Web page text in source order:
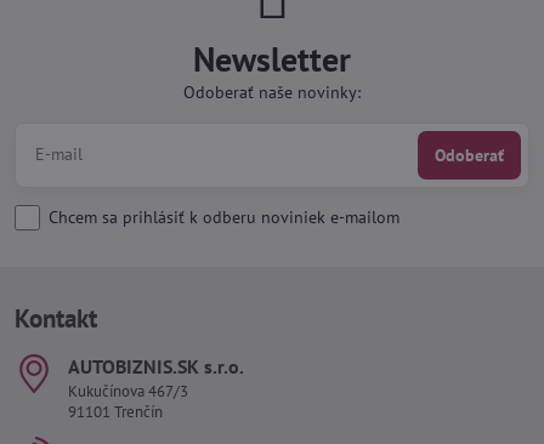
Newsletter
Odoberať naše novinky:
Odoberať
Chcem sa prihlásiť k odberu noviniek e-mailom
Kontakt
AUTOBIZNIS​.SK s​.r​.o​.
Kukučínova 467/3
91101 Trenčín